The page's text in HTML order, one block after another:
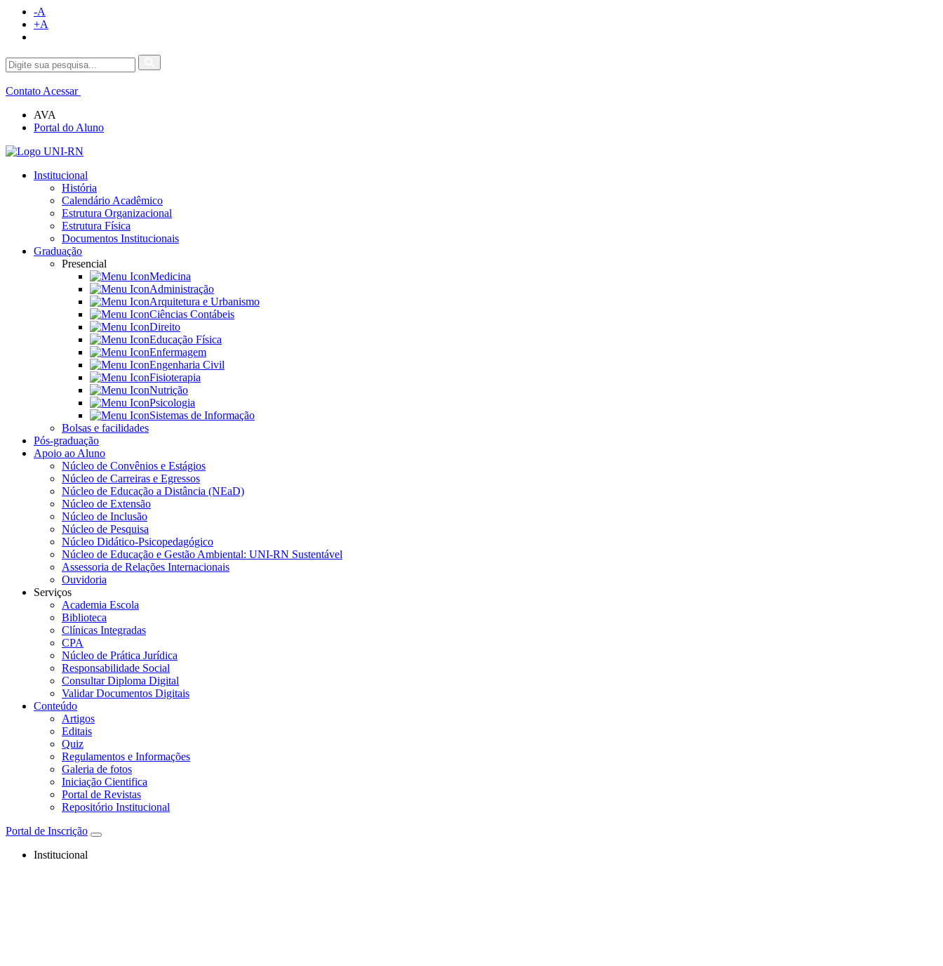
-A
+A
Contato Acessar
AVA
Portal do Aluno
Institucional
História
Calendário Acadêmico
Estrutura Organizacional
Estrutura Física
Documentos Institucionais
Graduação
Presencial
Medicina
Administração
Arquitetura e Urbanismo
Ciências Contábeis
Direito
Educação Física
Enfermagem
Engenharia Civil
Fisioterapia
Nutrição
Psicologia
Sistemas de Informação
Bolsas e facilidades
Pós-graduação
Apoio ao Aluno
Núcleo de Convênios e Estágios
Núcleo de Carreiras e Egressos
Núcleo de Educação a Distância (NEaD)
Núcleo de Extensão
Núcleo de Inclusão
Núcleo de Pesquisa
Núcleo Didático-Psicopedagógico
Núcleo de Educação e Gestão Ambiental: UNI-RN Sustentável
Assessoria de Relações Internacionais
Ouvidoria
Serviços
Academia Escola
Biblioteca
Clínicas Integradas
CPA
Núcleo de Prática Jurídica
Responsabilidade Social
Consultar Diploma Digital
Validar Documentos Digitais
Conteúdo
Artigos
Editais
Quiz
Regulamentos e Informações
Galeria de fotos
Iniciação Cientifica
Portal de Revistas
Repositório Institucional
Portal de Inscrição
Institucional